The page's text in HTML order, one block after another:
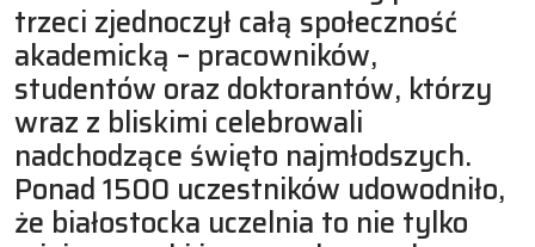
trzeci zjednoczył całą społeczność
akademicką – pracowników,
studentów oraz doktorantów, którzy
wraz z bliskimi celebrowali
nadchodzące święto najmłodszych.
Ponad 1500 uczestników udowodniło,
że białostocka uczelnia to nie tylko